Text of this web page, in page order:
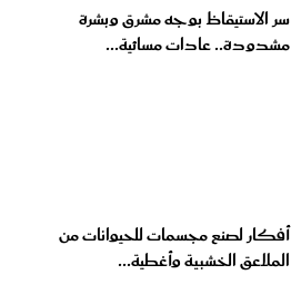
سر الاستيقاظ بوجه مشرق وبشرة
مشدودة.. عادات مسائية...
أفكار لصنع مجسمات للحيوانات من
الملاعق الخشبية وأغطية...